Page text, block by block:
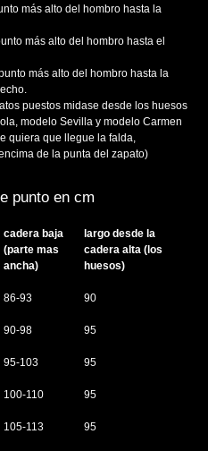
más alto del hombro hasta la
más alto del hombro hasta el
más alto del hombro hasta la
puestos midase desde los huesos
modelo Sevilla y modelo Carmen
quiera que llegue la falda,
de la punta del zapato)
punto en cm
cadera baja
(parte mas
ancha)
largo desde la
cadera alta (los
huesos)
86-93 90
90-98 95
95-103 95
100-110 95
105-113 95